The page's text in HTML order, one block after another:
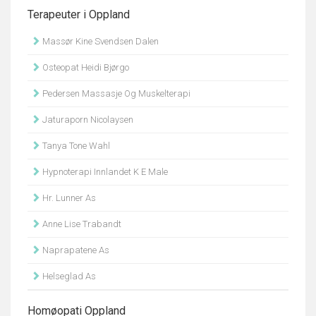
Terapeuter i Oppland
Massør Kine Svendsen Dalen
Osteopat Heidi Bjørgo
Pedersen Massasje Og Muskelterapi
Jaturaporn Nicolaysen
Tanya Tone Wahl
Hypnoterapi Innlandet K E Male
Hr. Lunner As
Anne Lise Trabandt
Naprapatene As
Helseglad As
Homøopati Oppland